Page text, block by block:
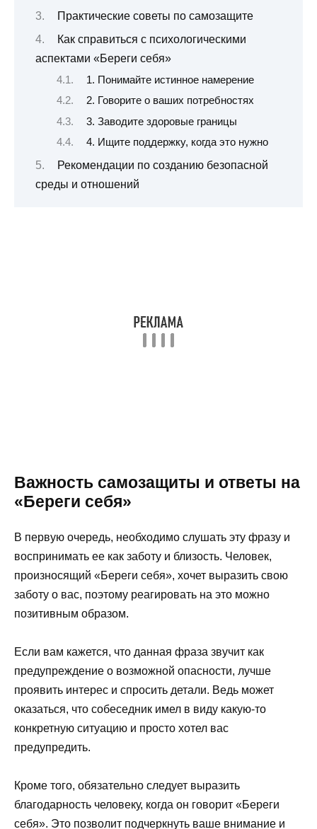
Практические советы по самозащите
Как справиться с психологическими
аспектами «Береги себя»
1. Понимайте истинное намерение
2. Говорите о ваших потребностях
3. Заводите здоровые границы
4. Ищите поддержку, когда это нужно
Рекомендации по созданию безопасной
среды и отношений
Важность самозащиты и ответы на
«Береги себя»
В первую очередь, необходимо слушать эту фразу и
воспринимать ее как заботу и близость. Человек,
произносящий «Береги себя», хочет выразить свою
заботу о вас, поэтому реагировать на это можно
позитивным образом.
Если вам кажется, что данная фраза звучит как
предупреждение о возможной опасности, лучше
проявить интерес и спросить детали. Ведь может
оказаться, что собеседник имел в виду какую-то
конкретную ситуацию и просто хотел вас
предупредить.
Кроме того, обязательно следует выразить
благодарность человеку, когда он говорит «Береги
себя». Это позволит подчеркнуть ваше внимание и